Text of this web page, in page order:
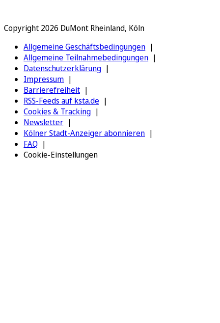
Copyright 2026 DuMont Rheinland, Köln
Allgemeine Geschäftsbedingungen
Allgemeine Teilnahmebedingungen
Datenschutzerklärung
Impressum
Barrierefreiheit
RSS-Feeds auf ksta.de
Cookies & Tracking
Newsletter
Kölner Stadt-Anzeiger abonnieren
FAQ
Cookie-Einstellungen